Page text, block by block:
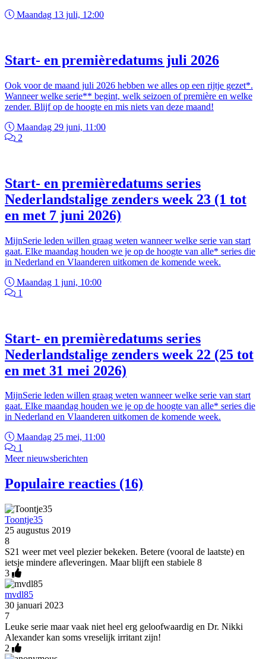
Maandag 13 juli, 12:00
Start- en premièredatums juli 2026
Ook voor de maand juli 2026 hebben we alles op een rijtje gezet*.
Wanneer welke serie** begint, welk seizoen of première en welke
zender. Blijf op de hoogte en mis niets van deze maand!
Maandag 29 juni, 11:00
2
Start- en premièredatums series
Nederlandstalige zenders week 23 (1 tot
en met 7 juni 2026)
MijnSerie leden willen graag weten wanneer welke serie van start
gaat. Elke maandag houden we je op de hoogte van alle* series die
in Nederland en Vlaanderen uitkomen de komende week.
Maandag 1 juni, 10:00
1
Start- en premièredatums series
Nederlandstalige zenders week 22 (25 tot
en met 31 mei 2026)
MijnSerie leden willen graag weten wanneer welke serie van start
gaat. Elke maandag houden we je op de hoogte van alle* series die
in Nederland en Vlaanderen uitkomen de komende week.
Maandag 25 mei, 11:00
1
Meer nieuwsberichten
Populaire reacties (16)
Toontje35
25 augustus 2019
8
S21 weer met veel plezier bekeken. Betere (vooral de laatste) en
ietsje mindere afleveringen. Maar blijft een stabiele 8
3
mvdl85
30 januari 2023
7
Leuke serie maar vaak niet heel erg geloofwaardig en Dr. Nikki
Alexander kan soms vreselijk irritant zijn!
2